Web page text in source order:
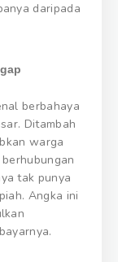
daripada
berbahaya
Ditambah
warga
tak punya
Angka ini